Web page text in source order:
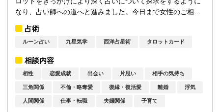
なり、占い師への道へと進みました。今日まで女性のご相談
占術
ルーン占い 九星気学 西洋占星術 タロットカード
相談内容
相性 恋愛成就 出会い 片思い 相手の気持ち
三角関係 不倫・略奪愛 復縁・復活愛 離婚 浮気
人間関係 仕事・転職 夫婦関係 子育て